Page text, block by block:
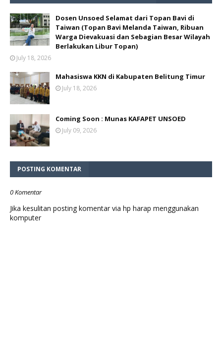
Dosen Unsoed Selamat dari Topan Bavi di
Taiwan (Topan Bavi Melanda Taiwan, Ribuan
Warga Dievakuasi dan Sebagian Besar Wilayah
Berlakukan Libur Topan)
July 18, 2026
Mahasiswa KKN di Kabupaten Belitung Timur
July 18, 2026
Coming Soon : Munas KAFAPET UNSOED
July 09, 2026
POSTING KOMENTAR
0 Komentar
Jika kesulitan posting komentar via hp harap menggunakan
komputer